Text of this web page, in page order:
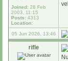
Joined: 28 Feb
2003, 11:15
Posts: 4313
Location:
05 Jun 2026, 13:46
rifle